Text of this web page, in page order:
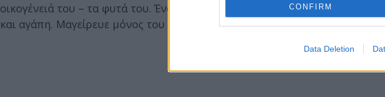
CONFIRM
Data Deletion
οικογένειά του – τα φυτά του. Ένας δημιουργός που έκανε τα πάντα με τα
και αγάπη. Μαγείρευε μόνος του και ήταν ένας υπέροχος οικοδεσπότης,